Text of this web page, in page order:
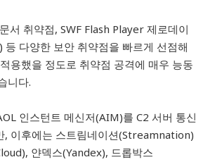
서 취약점, SWF Flash Player 제로데이
다양한 보안 취약점을 빠르게 선점해
용했을 정도로 취약점 공격에 매우 능동
니다.
인스턴트 메신저(AIM)를 C2 서버 통신
, 이후에는 스트림네이션(Streamnation)
얀덱스(Yandex), 드롭박스